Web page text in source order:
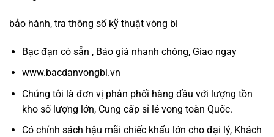
bảo hành, tra thông số kỹ thuật vòng bi
Bạc đạn có sẵn , Báo giá nhanh chóng, Giao ngay
www.bacdanvongbi.vn
Chúng tôi là đơn vị phân phối hàng đầu với lượng tồn
kho số lượng lớn, Cung cấp sỉ lẻ vong toàn Quốc.
Có chính sách hậu mãi chiếc khấu lớn cho đại lý, Khách